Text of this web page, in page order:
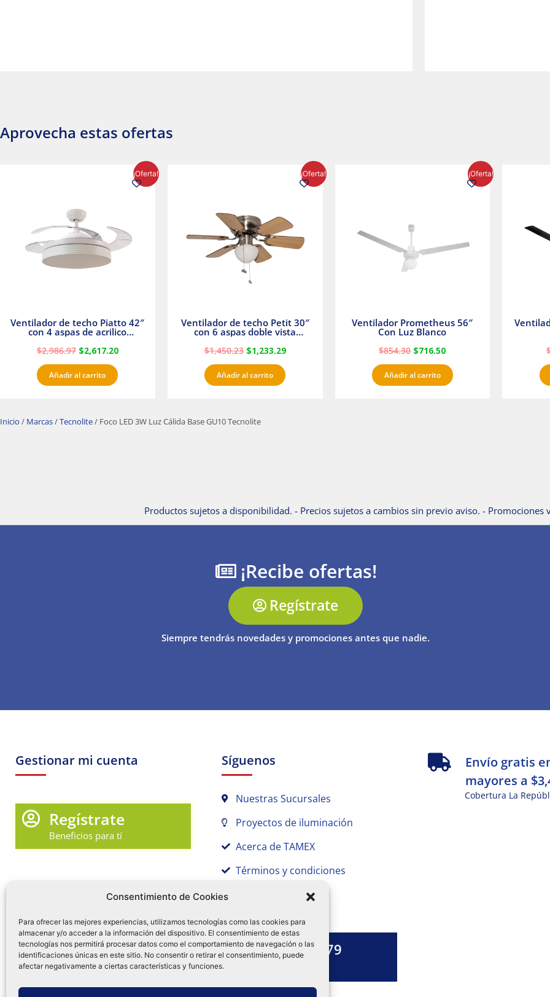
Consentimiento de Cookies
Para ofrecer las mejores experiencias, utilizamos tecnologías como las cookies para
almacenar y/o acceder a la información del dispositivo. El consentimiento de estas
tecnologías nos permitirá procesar datos como el comportamiento de navegación o las
identificaciones únicas en este sitio. No consentir o retirar el consentimiento, puede
afectar negativamente a ciertas características y funciones.
Aprovecha estas ofertas
¡Oferta!
Ventilador de techo Piatto 42″
con 4 aspas de acrilico
$2,986.97
$2,986.97.
$2,617.20
precio
actual
Añadir al carrito
¡Oferta!
Ventilador de techo Petit 30″
con 6 aspas doble vista
$1,450.23 $1,233.29
precio
actual
Añadir al carrito
¡Oferta!
Ventilador Prometheus 56″
Con Luz Blanco
$854.30 $716.50
precio
actual
Añadir al carrito
Inicio / Marcas/Tecnolite/ Foco LED 3W Luz Cálida Base GU10 Tecnolite
Productos sujetos a disponibilidad. - Precios sujetos a cambios sin previo aviso. - Promociones
¡Recibe ofertas!
Regístrate
Siempre tendrás novedades y promociones antes que nadie.
Gestionar mi cuenta
Regístrate
Beneficios para tí
Mi Cuenta en Tamex
Mis Favoritos
Síguenos
Nuestras Sucursales
Proyectos de iluminación
Acerca de TAMEX
Términos y condiciones
Aviso de Privacidad
55 1328 13 79
Facebook-
Instagram
Linkedin-
Envío gratis
mayores a
Cobertura La